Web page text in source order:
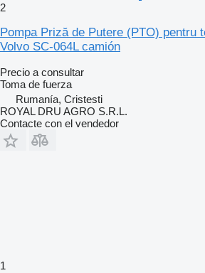
2
Pompa Priză de Putere (PTO) pentru
Volvo SC-064L camión
Precio a consultar
Toma de fuerza
Rumanía, Cristesti
ROYAL DRU AGRO S.R.L.
Contacte con el vendedor
1